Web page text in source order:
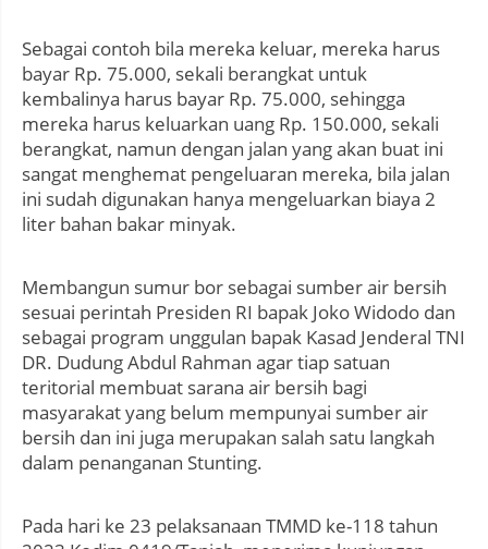
Sebagai contoh bila mereka keluar, mereka harus
bayar Rp. 75.000, sekali berangkat untuk
kembalinya harus bayar Rp. 75.000, sehingga
mereka harus keluarkan uang Rp. 150.000, sekali
berangkat, namun dengan jalan yang akan buat ini
sangat menghemat pengeluaran mereka, bila jalan
ini sudah digunakan hanya mengeluarkan biaya 2
liter bahan bakar minyak.
Membangun sumur bor sebagai sumber air bersih
sesuai perintah Presiden RI bapak Joko Widodo dan
sebagai program unggulan bapak Kasad Jenderal TNI
DR. Dudung Abdul Rahman agar tiap satuan
teritorial membuat sarana air bersih bagi
masyarakat yang belum mempunyai sumber air
bersih dan ini juga merupakan salah satu langkah
dalam penanganan Stunting.
Pada hari ke 23 pelaksanaan TMMD ke-118 tahun